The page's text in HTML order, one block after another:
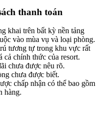
thanh toán
khai trên bất kỳ nền tảng
vào mùa vụ và loại phòng.
tương tự trong khu vực rất
cả chính thức của resort.
chưa được nêu rõ.
chưa được biết.
chấp nhận có thể bao gồm
hàng.